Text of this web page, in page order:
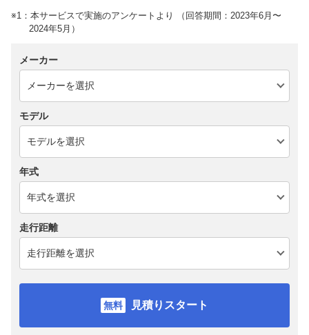
※1：本サービスで実施のアンケートより （回答期間：2023年6月〜
2024年5月）
メーカー
モデル
年式
走行距離
見積りスタート